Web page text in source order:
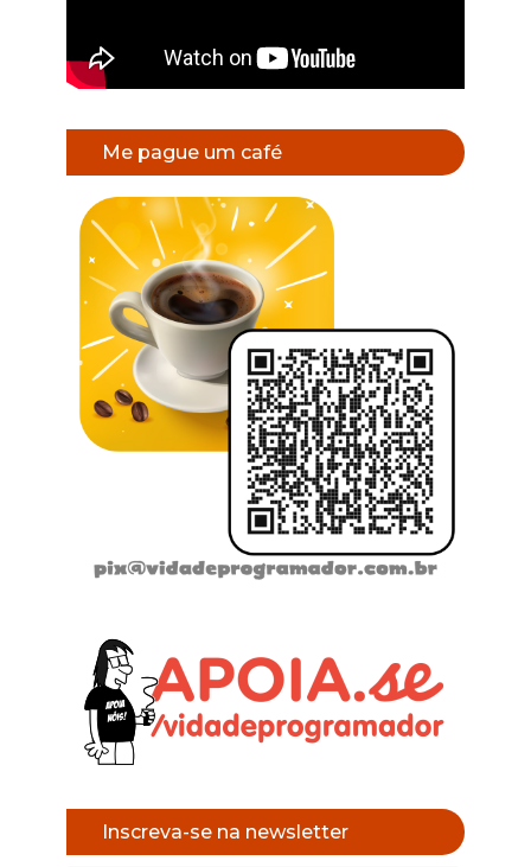
Me pague um café
Inscreva-se na newsletter